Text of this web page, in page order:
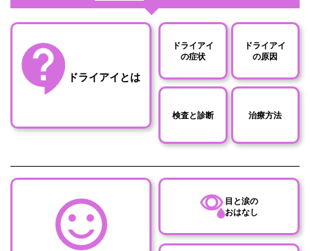
ドライアイとは
ドライアイ
の症状
ドライアイ
の原因
検査と診断 治療方法
目と涙の
おはなし